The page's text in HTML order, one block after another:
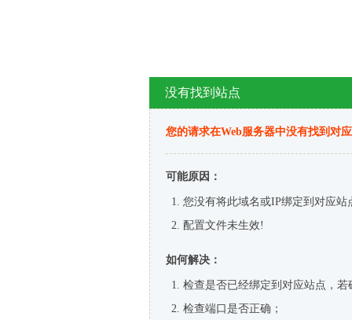
没有找到站点
您的请求在Web服务器中没有找到对
可能原因：
您没有将此域名或IP绑定到对应站
配置文件未生效!
如何解决：
检查是否已经绑定到对应站点，
检查端口是否正确；